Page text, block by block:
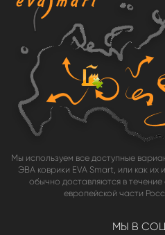
Мы используем все доступные
ЭВА коврики EVA Smart, или как
обычно доставляются в
европейской части
МЫ В